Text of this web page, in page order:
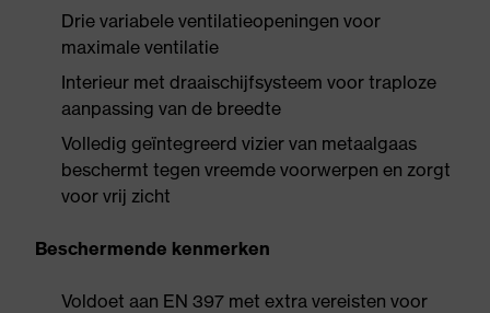
Drie variabele ventilatieopeningen voor
maximale ventilatie
Interieur met draaischijfsysteem voor traploze
aanpassing van de breedte
Volledig geïntegreerd vizier van metaalgaas
beschermt tegen vreemde voorwerpen en zorgt
voor vrij zicht
Beschermende kenmerken
Voldoet aan EN 397 met extra vereisten voor